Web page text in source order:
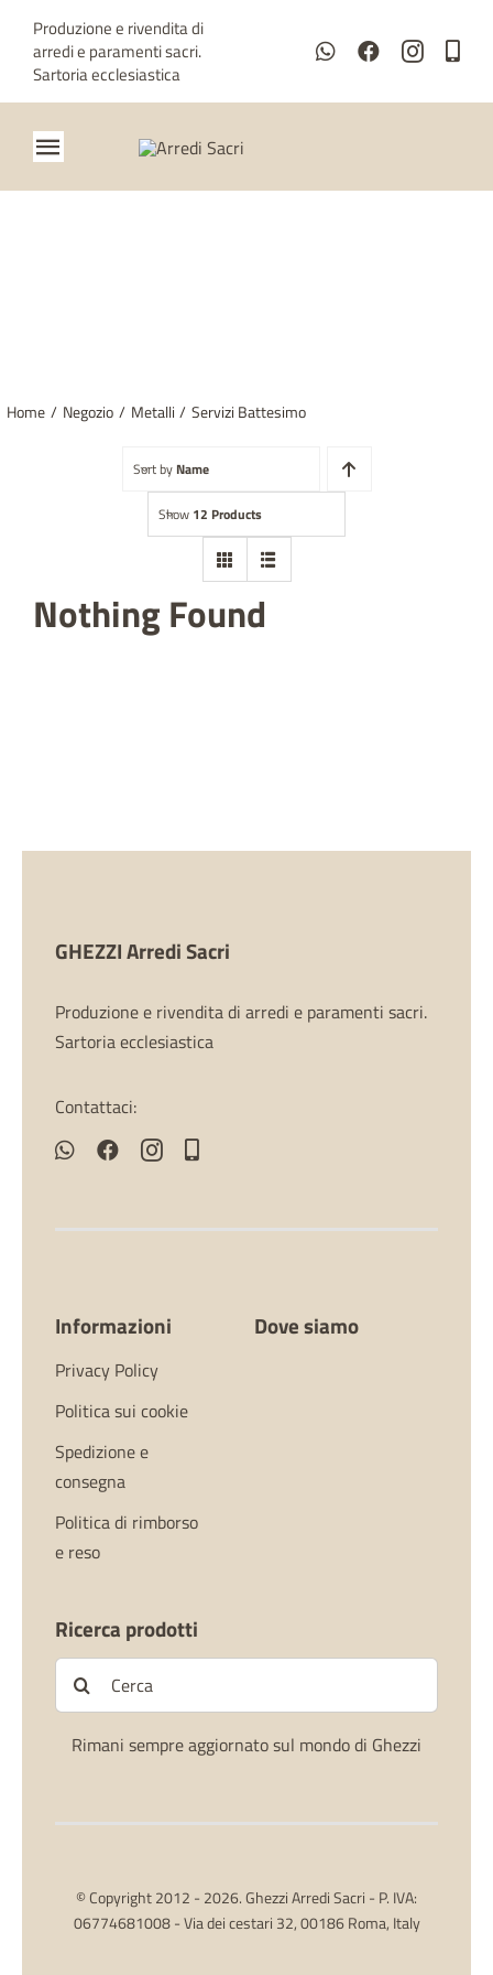
contenuto
Produzione e rivendita di
arredi e paramenti sacri.
Sartoria ecclesiastica
Toggle
Navigation
Sartoria ecclesiastica
Home Negozio Metalli Servizi Battesimo
Sort by Name
Show 12 Products
Nothing Found
GHEZZI Arredi Sacri
Produzione e rivendita di arredi e paramenti sacri.
Sartoria ecclesiastica
Contattaci:
Informazioni
Privacy Policy
Politica sui cookie
Spedizione e
consegna
Politica di rimborso
e reso
Dove siamo
Ricerca prodotti
Cerca
per:
Rimani sempre aggiornato sul mondo di Ghezzi
© Copyright 2012 - 2026. Ghezzi Arredi Sacri - P. IVA:
06774681008 - Via dei cestari 32, 00186 Roma, Italy